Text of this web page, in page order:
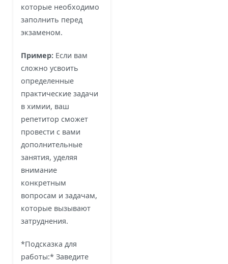
которые необходимо
заполнить перед
экзаменом.
Пример:Если вам
сложно усвоить
определенные
практические задачи
в химии, ваш
репетитор сможет
провести с вами
дополнительные
занятия, уделяя
внимание
конкретным
вопросам и задачам,
которые вызывают
затруднения.
*Подсказка для
работы:* Заведите